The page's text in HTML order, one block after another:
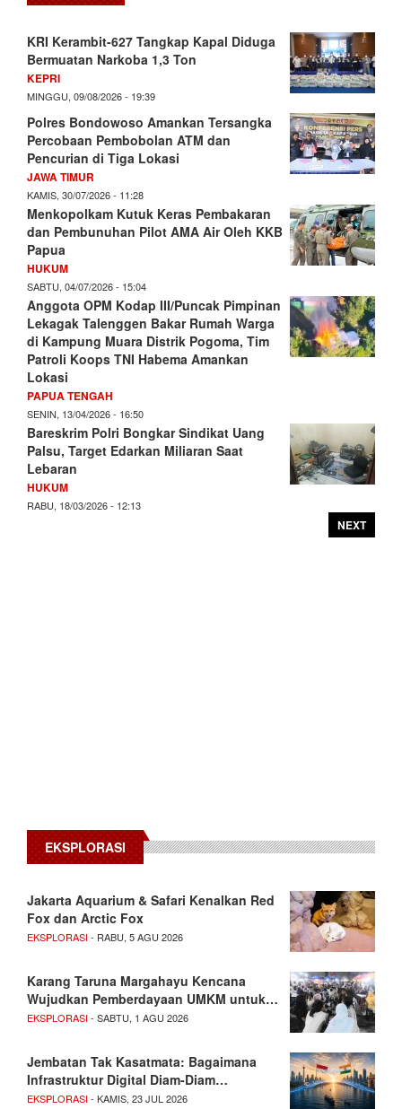
KRI Kerambit-627 Tangkap Kapal Diduga
Bermuatan Narkoba 1,3 Ton
KEPRI
MINGGU, 09/08/2026 - 19:39
Polres Bondowoso Amankan Tersangka
Percobaan Pembobolan ATM dan
Pencurian di Tiga Lokasi
JAWA TIMUR
KAMIS, 30/07/2026 - 11:28
Menkopolkam Kutuk Keras Pembakaran
dan Pembunuhan Pilot AMA Air Oleh KKB
Papua
HUKUM
SABTU, 04/07/2026 - 15:04
Anggota OPM Kodap III/Puncak Pimpinan
Lekagak Talenggen Bakar Rumah Warga
di Kampung Muara Distrik Pogoma, Tim
Patroli Koops TNI Habema Amankan
Lokasi
PAPUA TENGAH
SENIN, 13/04/2026 - 16:50
Bareskrim Polri Bongkar Sindikat Uang
Palsu, Target Edarkan Miliaran Saat
Lebaran
HUKUM
RABU, 18/03/2026 - 12:13
NEXT
EKSPLORASI
Jakarta Aquarium & Safari Kenalkan Red
Fox dan Arctic Fox
EKSPLORASI- RABU, 5 AGU 2026
Karang Taruna Margahayu Kencana
Wujudkan Pemberdayaan UMKM untuk…
EKSPLORASI- SABTU, 1 AGU 2026
Jembatan Tak Kasatmata: Bagaimana
Infrastruktur Digital Diam-Diam…
EKSPLORASI- KAMIS, 23 JUL 2026